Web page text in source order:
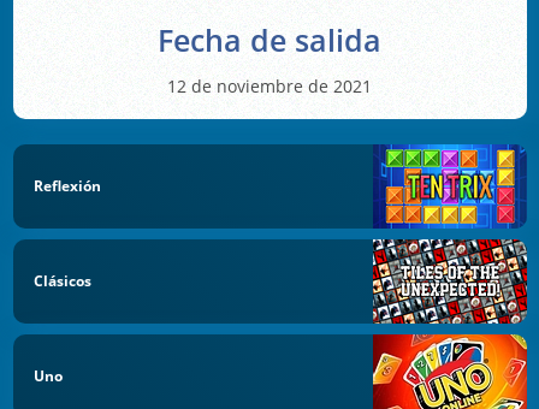
Fecha de salida
12 de noviembre de 2021
Reflexión
Clásicos
Uno